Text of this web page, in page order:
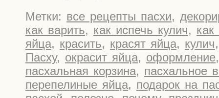
Метки: все рецепты пасхи,
как варить, как испечь кулич, как
яйца, красить, красят яйца, кулич
Пасху, окрасит яйца, оформление
пасхальная корзина, пасхальное
перепелиные яйца, подарок на